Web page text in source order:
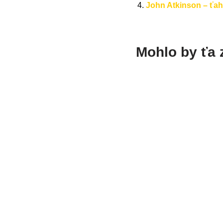
John Atkinson –
Mohlo by ťa